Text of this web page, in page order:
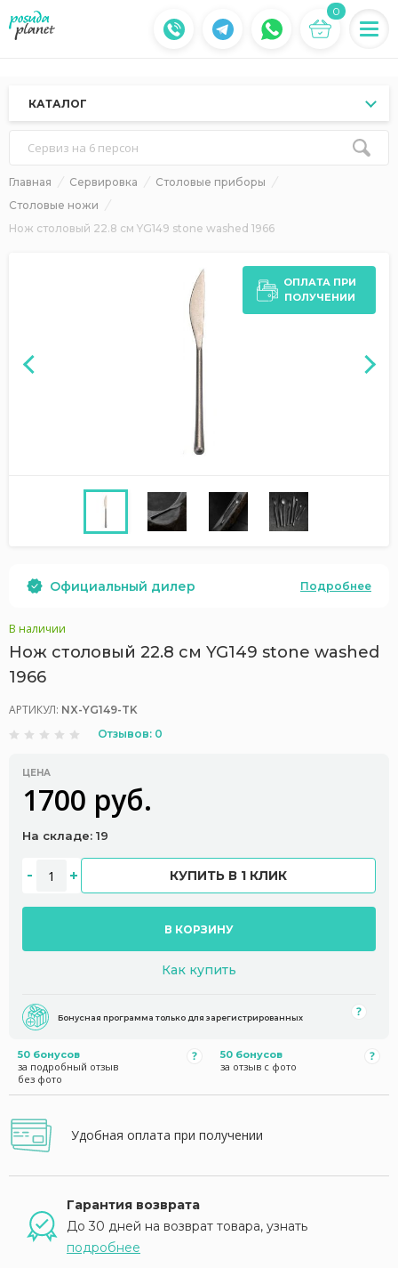
0
КАТАЛОГ
Сервиз на 6 персон
Главная Сервировка
Столовые приборы
Столовые ножи
Нож столовый 22.8 см YG149 stone washed 1966
ОПЛАТА ПРИ
ПОЛУЧЕНИИ
Официальный дилер Подробнее
В наличии
Нож столовый 22.8 см YG149 stone washed
1966
АРТИКУЛ: NX-YG149-TK
Отзывов: 0
ЦЕНА
1700 руб.
На складе: 19
КУПИТЬ В 1 КЛИК
В КОРЗИНУ
Как купить
Бонусная программа только для зарегистрированных
50 бонусов
за подробный отзыв
без фото
50 бонусов
за отзыв с фото
Удобная оплата при получении
Гарантия возврата
До 30 дней на возврат товара, узнать
подробнее